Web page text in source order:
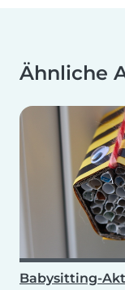
Ähnliche
Babysitting-